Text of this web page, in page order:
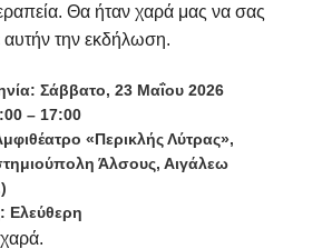
Θα ήταν χαρά μας να σας
αυτήν την εκδήλωση.
Σάββατο, 23 Μαΐου 2026
– 17:00
«Περικλής Λύτρας»,
Άλσους, Αιγάλεω
Ελεύθερη